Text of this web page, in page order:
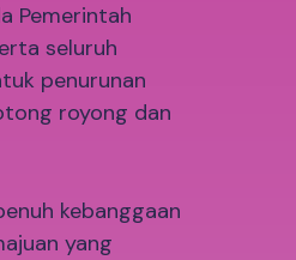
Pemerintah
seluruh
penurunan
royong dan
kebanggaan
yang